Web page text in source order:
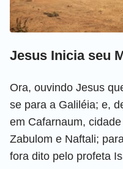
Jesus Inicia seu
Ora, ouvindo Jesus
se para a Galiléia; e,
em Cafarnaum,
Zabulom e Naftali;
fora dito pelo profeta